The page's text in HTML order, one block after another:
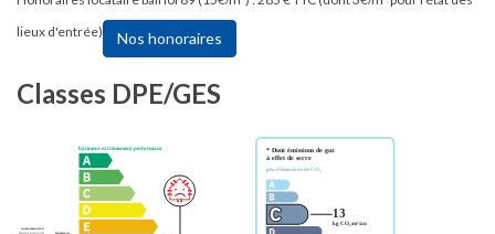
lieux d'entrée)
Nos honoraires
Classes DPE/GES